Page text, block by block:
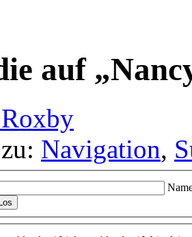
auf
Navigation,